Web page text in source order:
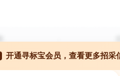
开通寻标宝会员，查看更多招采